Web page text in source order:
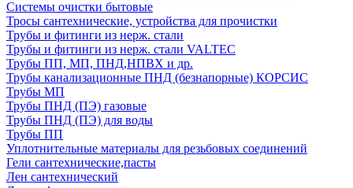
Системы очистки бытовые
Тросы сантехнические, устройства для прочистки
Трубы и фитинги из нерж. стали
Трубы и фитинги из нерж. стали VALTEC
Трубы ПП, МП, ПНД,НПВХ и др.
Трубы канализационные ПНД (безнапорные) КОРСИС
Трубы МП
Трубы ПНД (ПЭ) газовые
Трубы ПНД (ПЭ) для воды
Трубы ПП
Уплотнительные материалы для резьбовых соединений
Гели сантехнические,пасты
Лен сантехнический